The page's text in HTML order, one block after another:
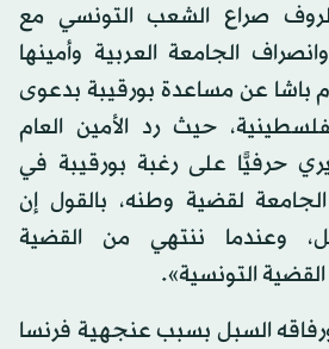
صراع الشعب التونسي مع
الجامعة العربية وأمينها
باشا عن مساعدة بورقيبة بدعوى
حيث رد الأمين العام
حرفيًّا على رغبة بورقيبة في
لقضية وطنه، بالقول إن
وعندما ننتهي من القضية
التونسية».
السبل بسبب عنجهية فرنسا